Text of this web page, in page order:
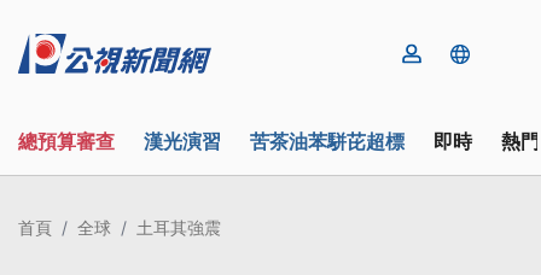
總預算審查 漢光演習 苦茶油苯駢芘超標 即時 熱
首頁 全球 土耳其強震